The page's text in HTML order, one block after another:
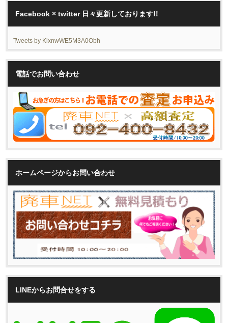
Facebook × twitter 日々更新しております!!
Tweets by KlxnwWE5M3A0Obh
電話でお問い合わせ
ホームページからお問い合わせ
LINEからお問合せをする